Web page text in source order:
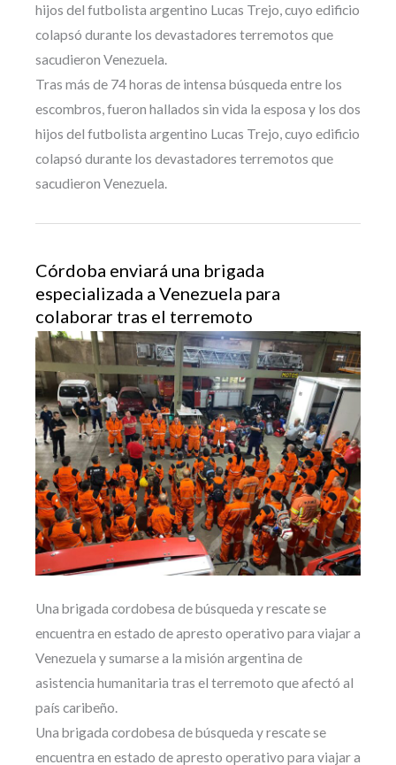
hijos del futbolista argentino Lucas Trejo, cuyo edificio
colapsó durante los devastadores terremotos que
sacudieron Venezuela.
Tras más de 74 horas de intensa búsqueda entre los
escombros, fueron hallados sin vida la esposa y los dos
hijos del futbolista argentino Lucas Trejo, cuyo edificio
colapsó durante los devastadores terremotos que
sacudieron Venezuela.
Córdoba enviará una brigada
especializada a Venezuela para
colaborar tras el terremoto
Una brigada cordobesa de búsqueda y rescate se
encuentra en estado de apresto operativo para viajar a
Venezuela y sumarse a la misión argentina de
asistencia humanitaria tras el terremoto que afectó al
país caribeño.
Una brigada cordobesa de búsqueda y rescate se
encuentra en estado de apresto operativo para viajar a